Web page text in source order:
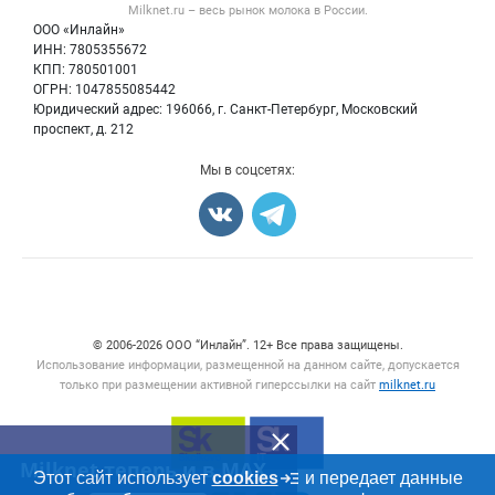
Milknet теперь и в MAX
Milknet.ru – весь рынок молокав России.
ООО «Инлайн»
ИНН: 7805355672
КПП: 780501001
ОГРН: 1047855085442
Юридический адрес: 196066, г. Санкт-Петербург, Московский
проспект, д. 212
Политика обработки персональных данных
Оборудование
Мы в соцсетях:
© 2006‑2026 ООО “Инлайн”. 12+ Все права защищены.
Использование информации, размещенной на данном сайте, допускается
только при размещении активной гиперссылки на сайт milknet.ru
Этот сайт использует cookies
и передает данные